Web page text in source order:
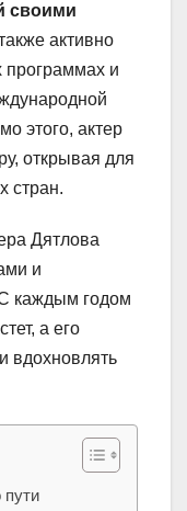
своими
активно
программах и
этого, актер
открывая для
стран.
Дятлова
и
каждым годом
а его
вдохновлять
пути